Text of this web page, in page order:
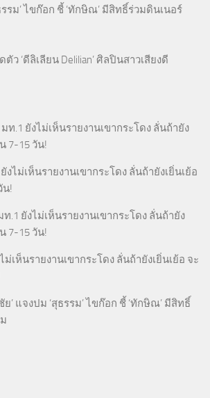
รรม’ ไขก๊อก ชี้ ‘ทักษิณ’ มีสิทธิ์ร่วมดินเนอร์
ดตัว ‘ดีลิเลียน Delilian’ ศิลปินสาวเสียงดี
มท.1 ยังไม่เห็นรายงานเขากระโดง ลั่นถ้ายัง
7-15 วัน!
งไม่เห็นรายงานเขากระโดง ลั่นถ้ายังเยิ่นเย้อ
น!
ท.1 ยังไม่เห็นรายงานเขากระโดง ลั่นถ้ายัง
7-15 วัน!
ม่เห็นรายงานเขากระโดง ลั่นถ้ายังเยิ่นเย้อ จะ
ย’ แจงปม ‘สุธรรม’ ไขก๊อก ชี้ ‘ทักษิณ’ มีสิทธิ์